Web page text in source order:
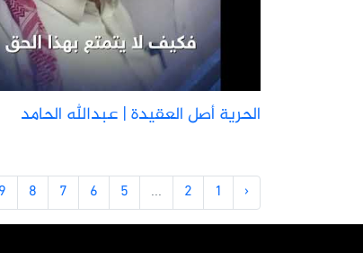
الحرية أصل العقيدة | عبدالله الحامد
‹
1
2
...
5
6
7
8
9